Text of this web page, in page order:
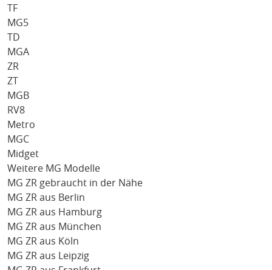
TF
MG5
TD
MGA
ZR
ZT
MGB
RV8
Metro
MGC
Midget
Weitere MG Modelle
MG ZR gebraucht in der Nähe
MG ZR aus Berlin
MG ZR aus Hamburg
MG ZR aus München
MG ZR aus Köln
MG ZR aus Leipzig